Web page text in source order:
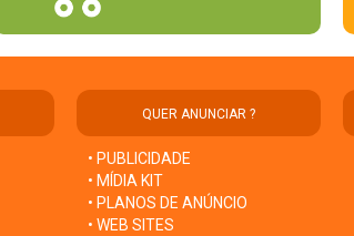
QUER ANUNCIAR ?
• PUBLICIDADE
• MÍDIA KIT
• PLANOS DE ANÚNCIO
• WEB SITES